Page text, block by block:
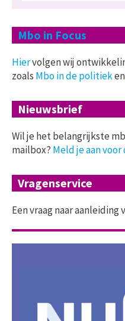
Mbo in Focus
Hiervolgen wij
zoals Mbo in de politieken
Nieuwsbrief
Wil je het belangrijkste
mailbox? Meld je aan
Vragenservice
Een vraag naar